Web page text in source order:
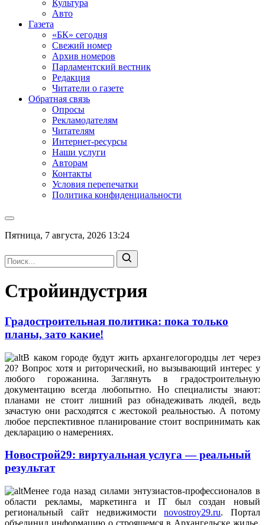
Культура
Авто
Газета
«БК» сегодня
Свежий номер
Архив номеров
Парламентский вестник
Редакция
Читатели о газете
Обратная связь
Опросы
Рекламодателям
Читателям
Интернет-ресурсы
Наши услуги
Авторам
Контакты
Условия перепечатки
Политика конфиденциальности
Пятница, 7 августа, 2026 13:24
Стройиндустрия
Градостроительная политика: пока только
планы, зато какие!
В каком городе будут жить архангелогородцы лет через
20? Вопрос хотя и риторический, но вызывающий интерес у
любого горожанина. Заглянуть в градостроительную
документацию всегда любопытно. Но специалисты знают:
планами не стоит лишний раз обнадеживать людей, ведь
зачастую они расходятся с жестокой реальностью. А потому
любое перспективное планирование стоит воспринимать как
декларацию о намерениях.
Новострой29: виртуальная услуга — реальный
результат
Менее года назад силами энтузиастов-профессионалов в
области рекламы, маркетинга и IT был создан новый
региональный сайт недвижимостиnovostroy29.ru. Портал
объединил информацию о строящемся в Архангельске жилье.